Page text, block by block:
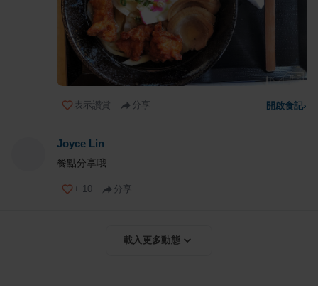
表示讚賞 分享 開啟食記›
Joyce Lin
餐點分享哦
+ 10 分享
載入更多動態